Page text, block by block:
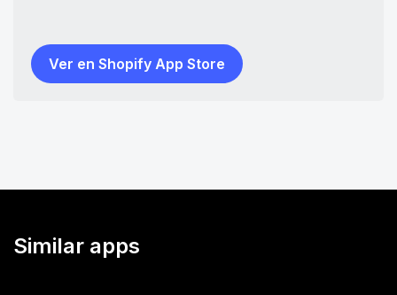
Ver en Shopify App Store
Similar apps